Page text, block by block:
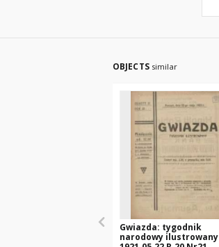
OBJECTS similar
Gwiazda: tygodnik
narodowy ilustrowany